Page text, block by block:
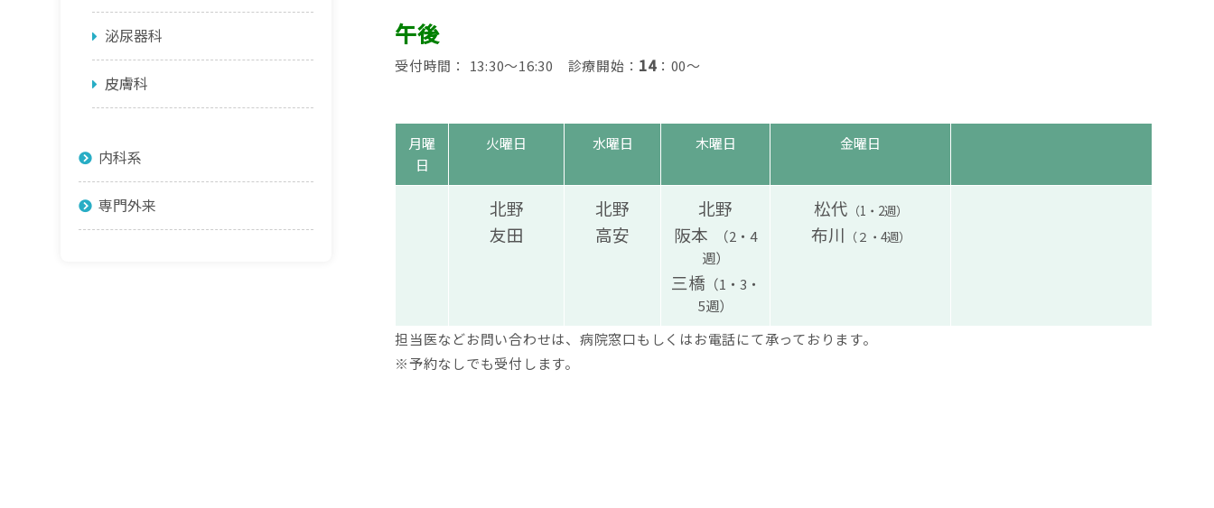
午後
受付時間： 13:30～16:30 診療開始： 14：00～
月曜
日
火曜日 水曜日 木曜日 金曜日
北野
友田
北野
高安
北野
阪本
（2・4
週）
三橋 （1・3・
5週）
松代 （1・2週）
布川 （２・4週）
担当医などお問い合わせは、病院窓口もしくはお電話にて承っております。
※予約なしでも受付します。
泌尿器科
皮膚科
内科系
専門外来